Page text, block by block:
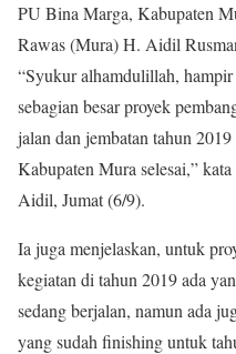
PU Bina Marga, Kabupaten
Rawas (Mura) H. Aidil
“Syukur alhamdulillah, hampir
sebagian besar proyek
jalan dan jembatan tahun 2019
Kabupaten Mura selesai,” kata
Aidil, Jumat (6/9).
Ia juga menjelaskan, untuk
kegiatan di tahun 2019 ada
sedang berjalan, namun ada
yang sudah finishing untuk